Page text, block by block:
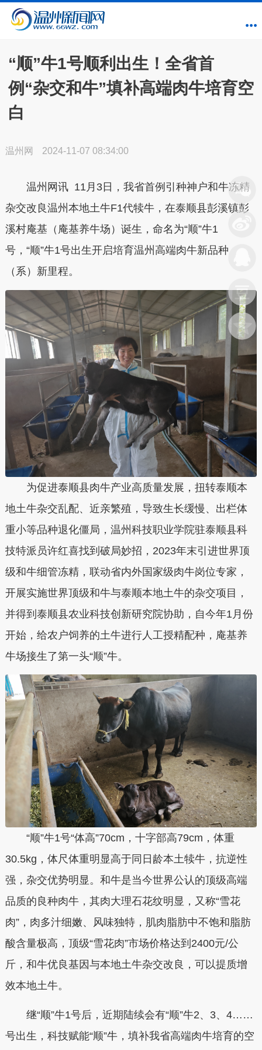
“顺”牛1号顺利出生！全省首
例“杂交和牛”填补高端肉牛培育空
白
温州网 2024-11-07 08:34:00
温州网讯 11月3日，我省首例引种神户和牛冻精
杂交改良温州本地土牛F1代犊牛，在泰顺县彭溪镇彭
溪村庵基（庵基养牛场）诞生，命名为“顺”牛1
号，“顺”牛1号出生开启培育温州高端肉牛新品种
（系）新里程。
为促进泰顺县肉牛产业高质量发展，扭转泰顺本
地土牛杂交乱配、近亲繁殖，导致生长缓慢、出栏体
重小等品种退化僵局，温州科技职业学院驻泰顺县科
技特派员许红喜找到破局妙招，2023年末引进世界顶
级和牛细管冻精，联动省内外国家级肉牛岗位专家，
开展实施世界顶级和牛与泰顺本地土牛的杂交项目，
并得到泰顺县农业科技创新研究院协助，自今年1月份
开始，给农户饲养的土牛进行人工授精配种，庵基养
牛场接生了第一头“顺”牛。
“顺”牛1号“体高”70cm，十字部高79cm，体重
30.5kg，体尺体重明显高于同日龄本土犊牛，抗逆性
强，杂交优势明显。和牛是当今世界公认的顶级高端
品质的良种肉牛，其肉大理石花纹明显，又称“雪花
肉”，肉多汁细嫩、风味独特，肌肉脂肪中不饱和脂肪
酸含量极高，顶级“雪花肉”市场价格达到2400元/公
斤，和牛优良基因与本地土牛杂交改良，可以提质增
效本地土牛。
继“顺”牛1号后，近期陆续会有“顺”牛2、3、4……
号出生，科技赋能“顺”牛，填补我省高端肉牛培育的空